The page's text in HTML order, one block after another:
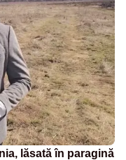
lăsată în paragină